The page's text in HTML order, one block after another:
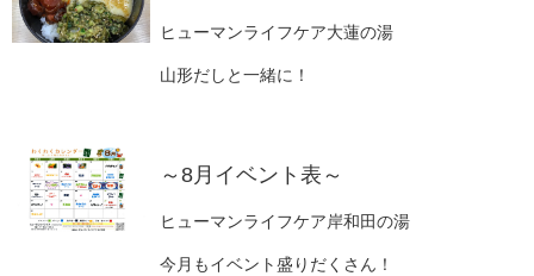
ヒューマンライフケア大蓮の湯
山形だしと一緒に！
～8月イベント表～
ヒューマンライフケア岸和田の湯
今月もイベント盛りだくさん！